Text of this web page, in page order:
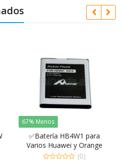
67% Menos
✅Batería HB4W1 para
Varios Huawei y Orange
Daytona 1700 mAh
(0)